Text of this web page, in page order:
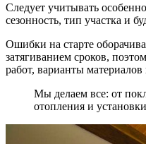
Следует учитывать
сезонность, тип участка и
Ошибки на старте
затягиванием сроков,
работ, варианты
Мы делаем все: от
отопления и